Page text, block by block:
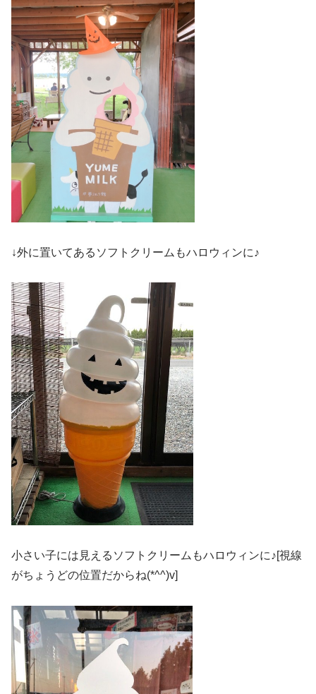
↓外に置いてあるソフトクリームもハロウィンに♪
小さい子には見えるソフトクリームもハロウィンに♪[視線
がちょうどの位置だからね(*^^)v]